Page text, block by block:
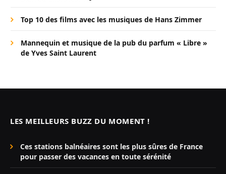
Top 10 des films avec les musiques de Hans Zimmer
Mannequin et musique de la pub du parfum « Libre »
de Yves Saint Laurent
LES MEILLEURS BUZZ DU MOMENT !
Ces stations balnéaires sont les plus sûres de France
pour passer des vacances en toute sérénité